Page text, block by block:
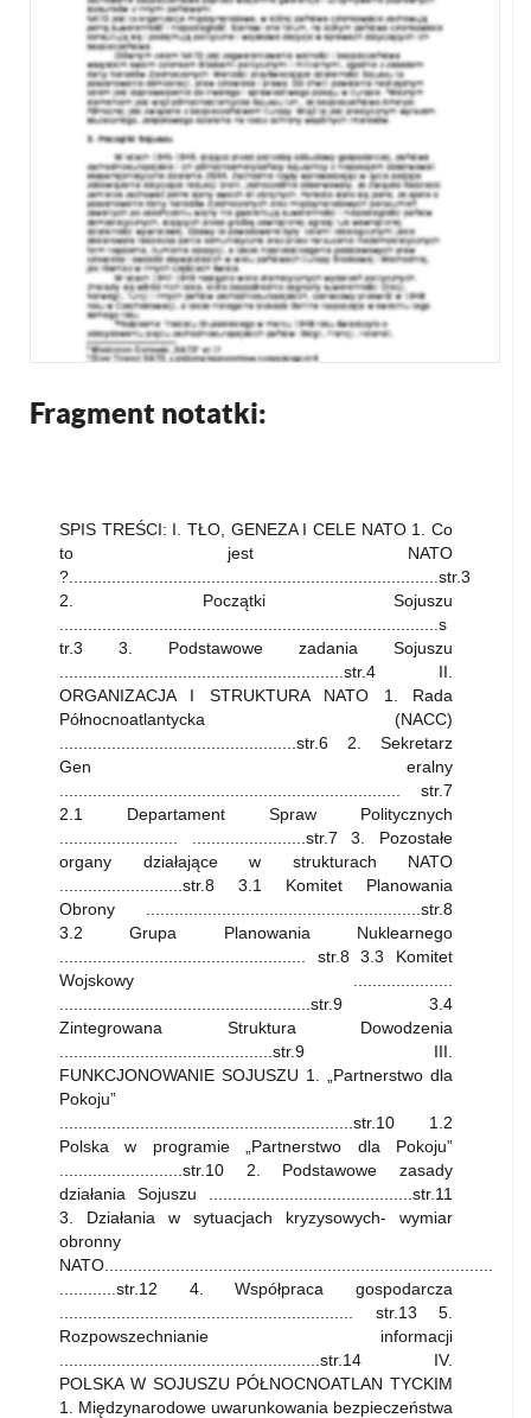
Fragment notatki:
SPIS TREŚCI: I. TŁO, GENEZA I CELE NATO 1. Co
to jest NATO
?..............................................................................str.3
2. Początki Sojuszu
................................................................................s
tr.3 3. Podstawowe zadania Sojuszu
............................................................str.4 II.
ORGANIZACJA I STRUKTURA NATO 1. Rada
Północnoatlantycka (NACC)
..................................................str.6 2. Sekretarz
Gen eralny
........................................................................ str.7
2.1 Departament Spraw Politycznych
......................... ........................str.7 3. Pozostałe
organy działające w strukturach NATO
..........................str.8 3.1 Komitet Planowania
Obrony ..........................................................str.8
3.2 Grupa Planowania Nuklearnego
.................................................... str.8 3.3 Komitet
Wojskowy .....................
.....................................................str.9 3.4
Zintegrowana Struktura Dowodzenia
.............................................str.9 III.
FUNKCJONOWANIE SOJUSZU 1. „Partnerstwo dla
Pokoju”
..............................................................str.10 1.2
Polska w programie „Partnerstwo dla Pokoju”
..........................str.10 2. Podstawowe zasady
działania Sojuszu ...........................................str.11
3. Działania w sytuacjach kryzysowych- wymiar
obronny
NATO..................................................................................
............str.12 4. Współpraca gospodarcza
.............................................................. str.13 5.
Rozpowszechnianie informacji
.......................................................str.14 IV.
POLSKA W SOJUSZU PÓŁNOCNOATLAN TYCKIM
1. Międzynarodowe uwarunkowania bezpieczeństwa